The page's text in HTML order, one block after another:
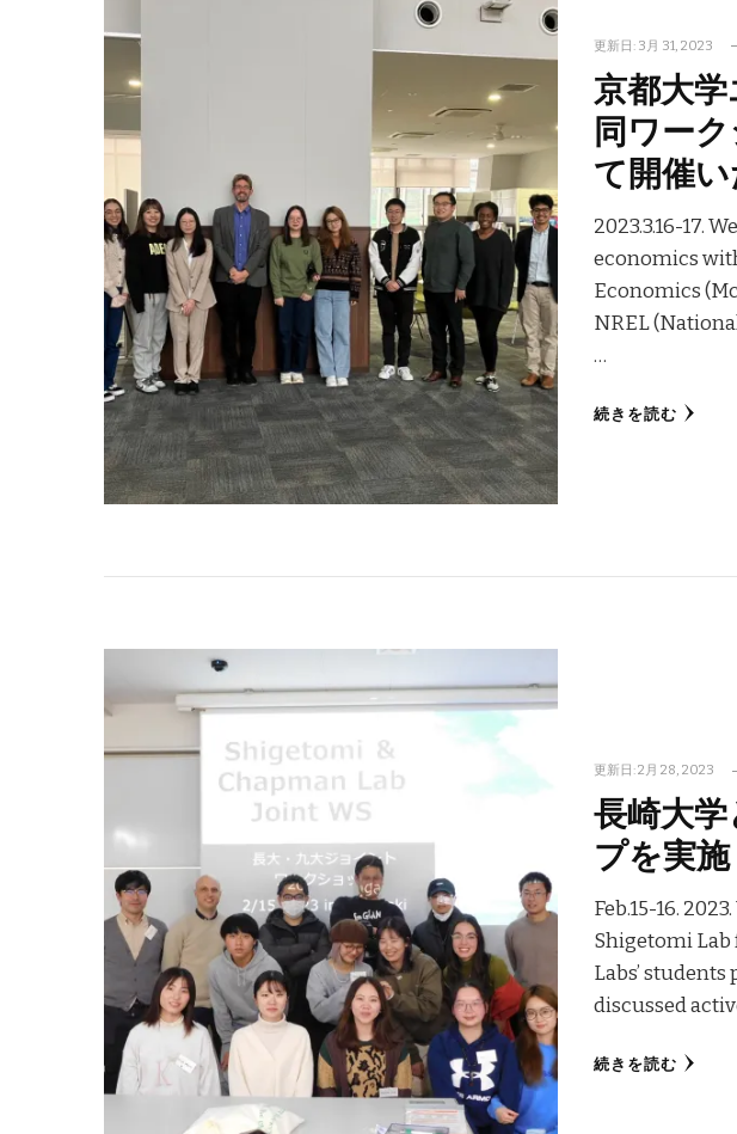
更新日: 3月 31, 2023
京都大
同ワー
て開催い
2023.3.16-17.
economics
Economics
NREL
…
続きを読む
更新日:2月 28, 2023
長崎大
プを実施
Feb.15-16.
Shigetomi Lab
Labs’
discussed
続きを読む